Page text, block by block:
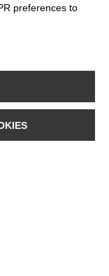
mit
mit
DIE
es sich um
preferences to